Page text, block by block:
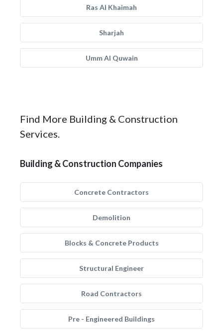
Ras Al Khaimah
Sharjah
Umm Al Quwain
Find More Building & Construction
Services.
Building & Construction Companies
Concrete Contractors
Demolition
Blocks & Concrete Products
Structural Engineer
Road Contractors
Pre - Engineered Buildings